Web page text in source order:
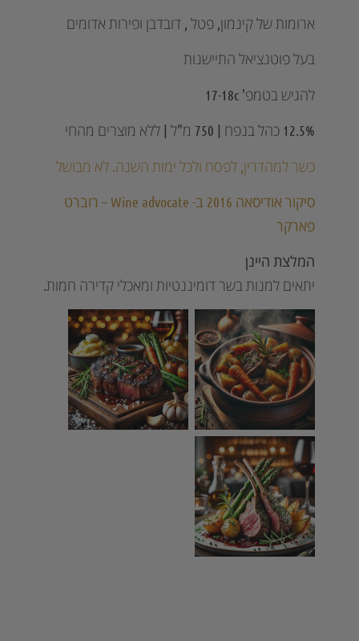
ארומות של קינמון, פטל , דובדבן ופירות אדומים
בעל פוטנציאל התיישנות
להגיש בטמפ' 17-18c
12.5% כהל בנפח | 750 מ"ל | ללא מוצרים מהחי
כשר למהדרין, לפסח ולכל ימות השנה. לא מבושל
סיקור אודיסאה 2016 ב- Wine advocate – רוברט
פארקר
המלצת היינן
יתאים למנות בשר דומיננטיות ומאכלי קדירה חמות.